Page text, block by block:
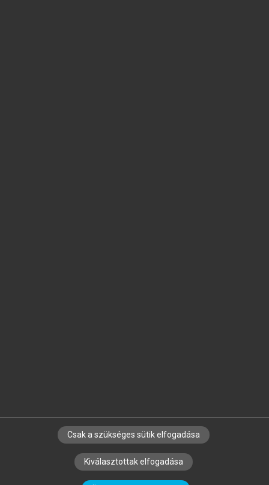
SZERZŐKNEK CÉGEKNEK KÖNYVTÁROSOKNAK
SZERKESZTÉSI ÉS LEKTORÁLÁSI ALAPELVEK
Csak a szükséges sütik elfogadása
Kiválasztottak elfogadása